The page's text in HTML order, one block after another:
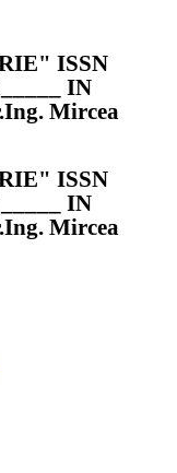
ISSN
IN
Mircea
ISSN
IN
Mircea